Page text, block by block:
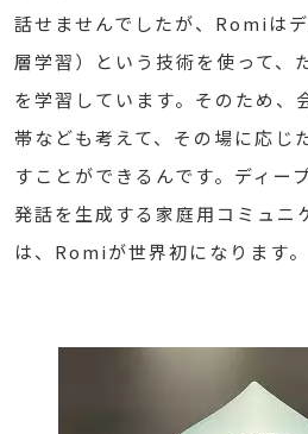
話せませんでしたが、Romiは
層学習）という技術を使って、
を学習しています。そのため、
帯なども考えて、その場に応じ
すことができるんです。ディー
発話を生成する家庭用コミュニ
は、Romiが世界初になります。